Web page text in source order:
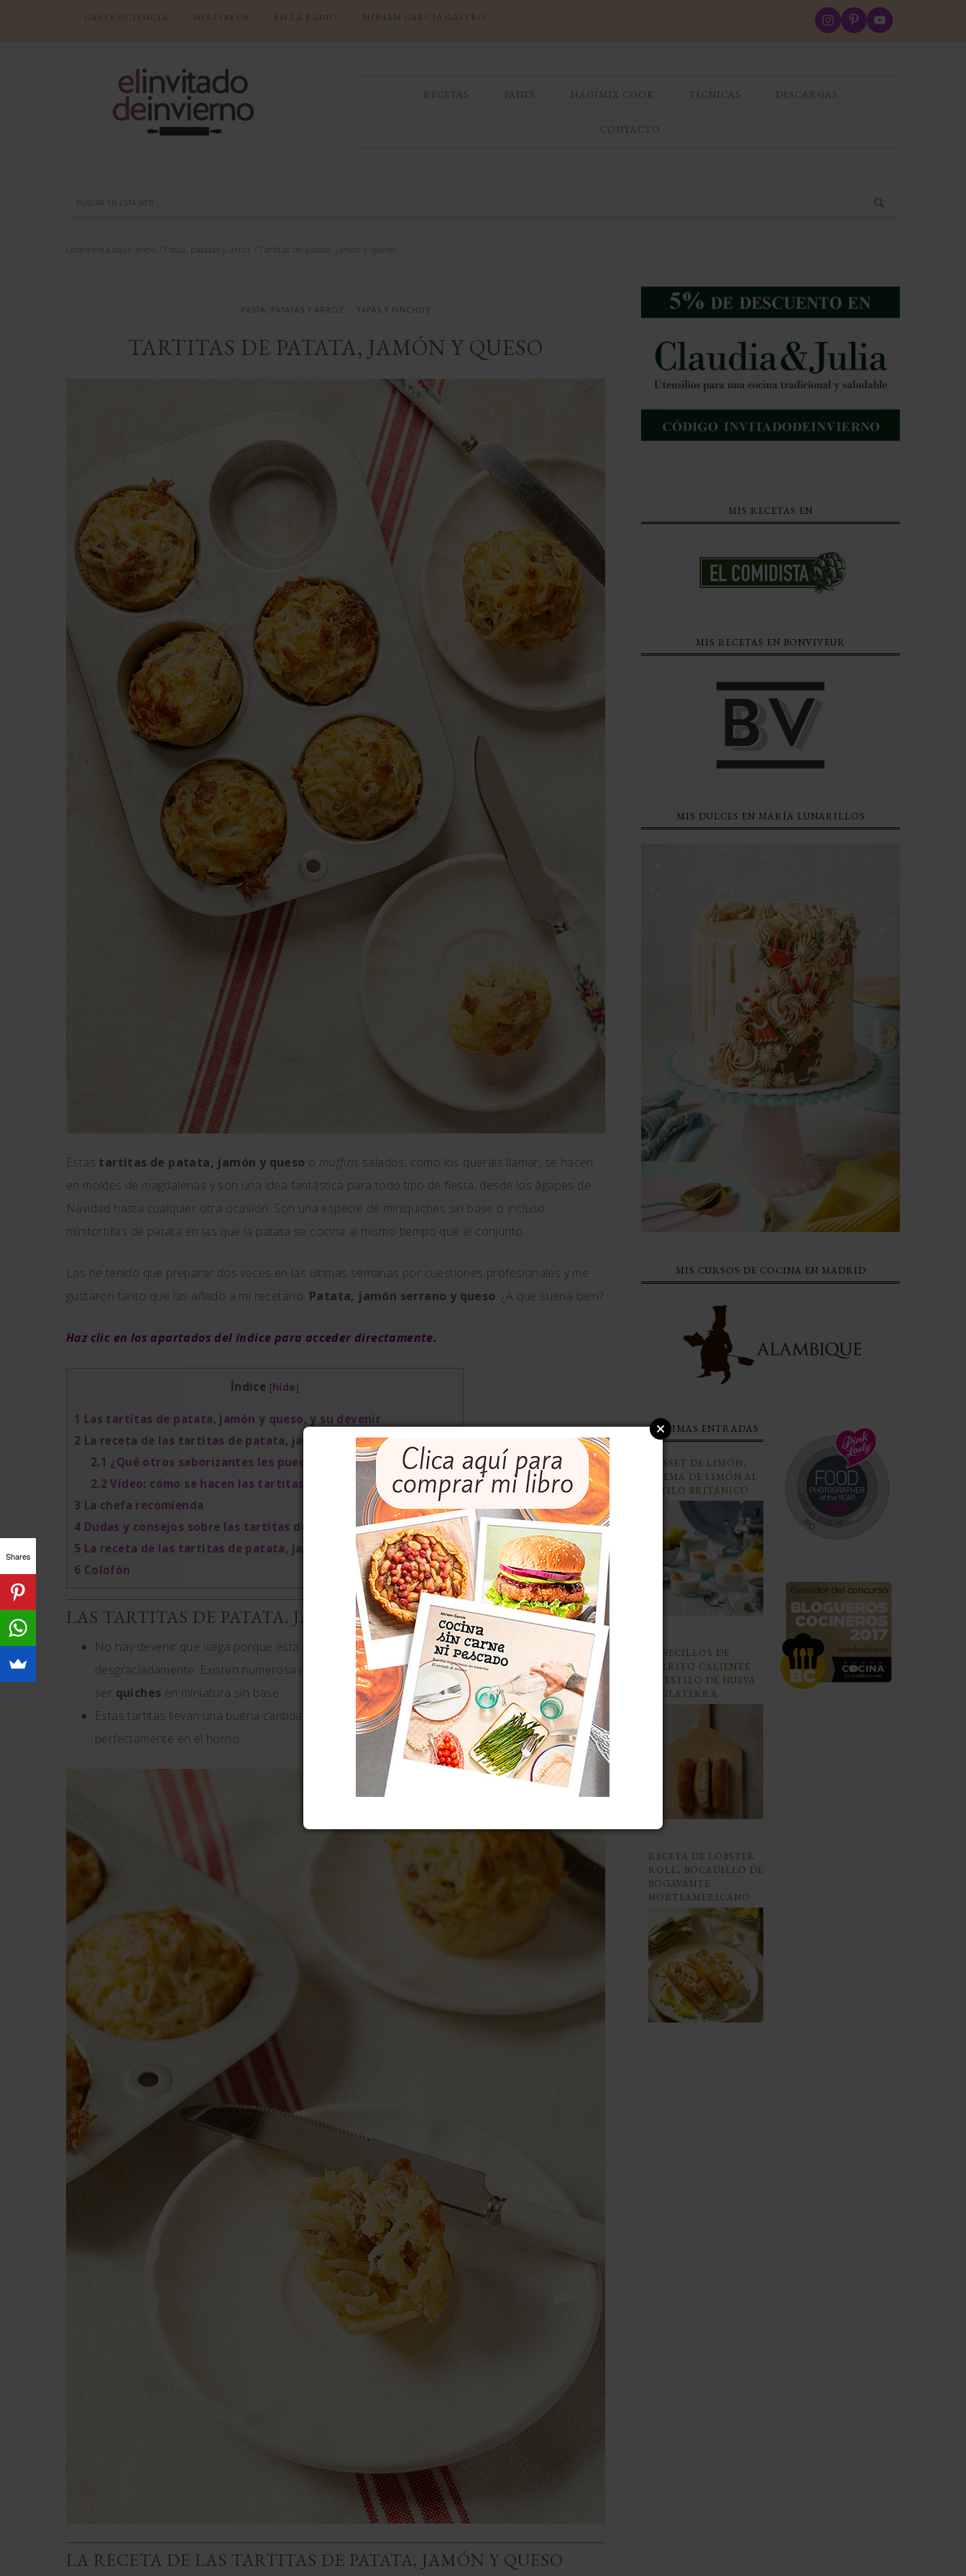
GASTROCIENCIA MIS LIBROS EN LA RADIO MIRIAM GARCÍA GASTRO
RECETAS PANES MAGIMIX COOK TÉCNICAS DESCARGAS
CONTACTO
Usted está aquí: Inicio Pasta, patatas y arroz Tartitas de patata, jamón y queso
PASTA, PATATAS Y ARROZ TAPAS Y PINCHOS
TARTITAS DE PATATA, JAMÓN Y QUESO
Estas tartitas de patata, jamón y queso o muffins salados, como los queráis llamar, se hacen
en moldes de magdalenas y son una idea fantástica para todo tipo de fiesta, desde los ágapes de
Navidad hasta cualquier otra ocasión. Son una especie de miniquiches sin base o incluso
minitortillas de patata en las que la patata se cocina al mismo tiempo que el conjunto.
Las he tenido que preparar dos veces en las últimas semanas por cuestiones profesionales y me
gustaron tanto que las añado a mi recetario. Patata, jamón serrano y queso. ¿A que suena bien?
Haz clic en los apartados del índice para acceder directamente.
Índice [hide]
1 Las tartitas de patata, jamón y queso, y su devenir
2 La receta de las tartitas de patata, jamón y queso
2.1 ¿Qué otros saborizantes les puedo poner a las tartitas?
2.2 Vídeo: cómo se hacen las tartitas de patata, jamón y queso
3 La chefa recomienda
4 Dudas y consejos sobre las tartitas de patata, jamón y queso
5 La receta de las tartitas de patata, jamón y queso, escrita
6 Colofón
LAS TARTITAS DE PATATA, JAMÓN Y QUESO, Y SU DEVENIR
No hay devenir que valga porque esta receta la copié de algún sitio al que perdí la pista,
desgraciadamente. Existen numerosas recetas de este tipo en la Internete, que no dejan de
ser quiches en miniatura sin base.
Estas tartitas llevan una buena cantidad de
patata rallada cruda, que se cocina
perfectamente en el horno.
LA RECETA DE LAS TARTITAS DE PATATA, JAMÓN Y QUESO
MIS RECETAS EN
MIS RECETAS EN BONVIVEUR
MIS DULCES EN MARÍA LUNARILLOS
MIS CURSOS DE COCINA EN MADRID
ÚLTIMAS ENTRADAS
POSSET DE LIMÓN,
CREMA DE LIMÓN AL
ESTILO BRITÁNICO
PANECILLOS DE
PERRITO CALIENTE
AL ESTILO DE NUEVA
INGLATERRA
RECETA DE LOBSTER
ROLL, BOCADILLO DE
BOGAVANTE
NORTEAMERICANO
Shares